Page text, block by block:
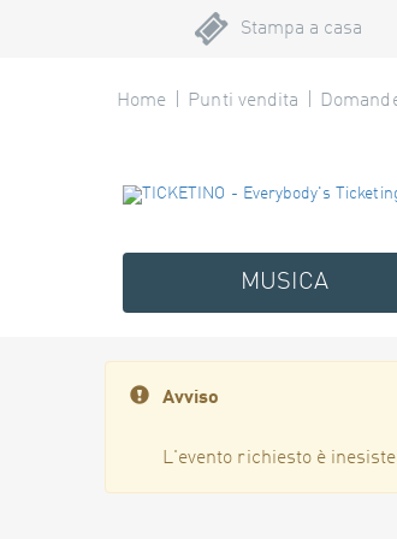
Stampa a casa
Home Punti vendita
MUSICA
Avviso
L'evento richiesto è